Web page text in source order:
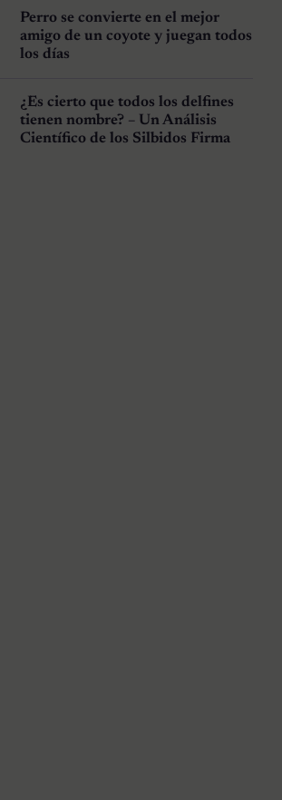
Perro se convierte en el mejor
amigo de un coyote y juegan todos
los días
¿Es cierto que todos los delfines
tienen nombre? – Un Análisis
Científico de los Silbidos Firma